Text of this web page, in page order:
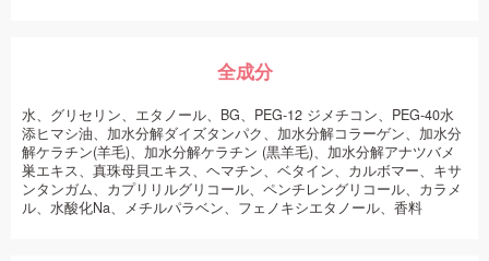
全成分
水、グリセリン、エタノール、BG、PEG-12 ジメチコン、PEG-40水
添ヒマシ油、加水分解ダイズタンパク、加水分解コラーゲン、加水分
解ケラチン(羊毛)、加水分解ケラチン (黒羊毛)、加水分解アナツバメ
巣エキス、真珠母貝エキス、ヘマチン、ベタイン、カルボマー、キサ
ンタンガム、カプリリルグリコール、ペンチレングリコール、カラメ
ル、水酸化Na、メチルパラベン、フェノキシエタノール、香料